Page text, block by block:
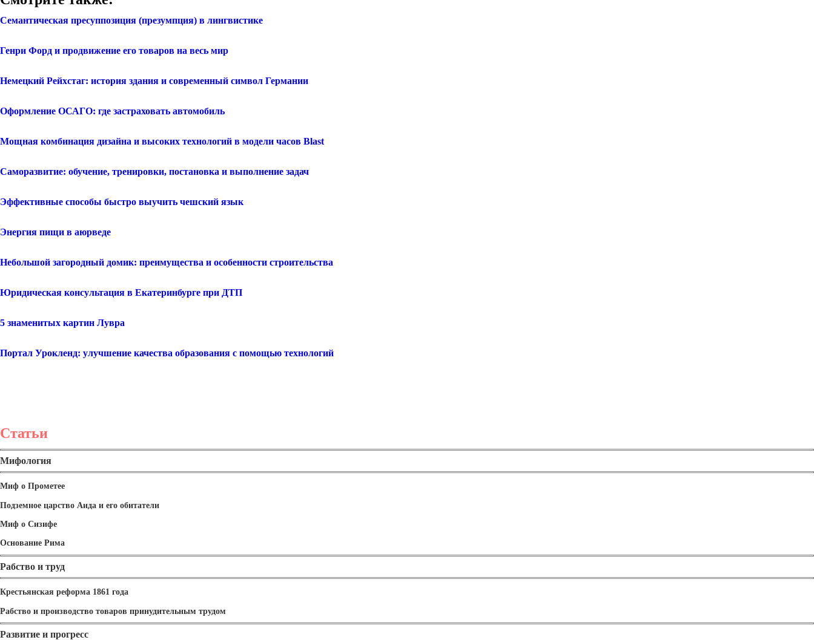
Семантическая пресуппозиция (презумпция) в лингвистике
Генри Форд и продвижение его товаров на весь мир
Немецкий Рейхстаг: история здания и современный символ Германии
Оформление ОСАГО: где застраховать автомобиль
Мощная комбинация дизайна и высоких технологий в модели часов Blast
Саморазвитие: обучение, тренировки, постановка и выполнение задач
Эффективные способы быстро выучить чешский язык
Энергия пищи в аюрведе
Небольшой загородный домик: преимущества и особенности строительства
Юридическая консультация в Екатеринбурге при ДТП
5 знаменитых картин Лувра
Портал Урокленд: улучшение качества образования с помощью технологий
Статьи
Мифология
Миф о Прометее
Подземное царство Аида и его обитатели
Миф о Сизифе
Основание Рима
Рабство и труд
Крестьянская реформа 1861 года
Рабство и производство товаров принудительным трудом
Развитие и прогресс